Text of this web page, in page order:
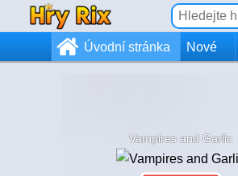
Úvodní stránka Nové
Vampires and Garlic